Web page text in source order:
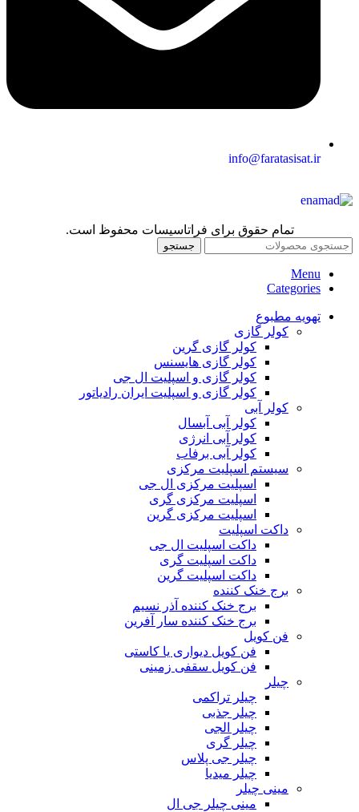
info@faratasisat.ir
تمام حقوق برای فراتاسیسات محفوظ است.
جستجو
Menu
Categories
تهویه مطبوع
کولر گازی
کولر گازی گرین
کولر گازی هایسنس
کولر گازی و اسپلیت ال جی
کولر گازی و اسپلیت ایران رادیاتور
کولر آبی
کولر آبی آبسال
کولر آبی انرژی
کولر آبی برفاب
سیستم اسپلیت مرکزی
اسپلیت مرکزی ال جی
اسپلیت مرکزی گری
اسپلیت مرکزی گرین
داکت اسپلیت
داکت اسپلیت ال جی
داکت اسپلیت گری
داکت اسپلیت گرین
برج خنک کننده
برج خنک کننده آذر نسیم
برج خنک کننده سار آفرین
فن کویل
فن کویل دیواری یا کاستی
فن کویل سقفی زمینی
چیلر
چیلر تراکمی
چیلر جذبی
چیلر الجی
چیلر گری
چیلر جی پلاس
چیلر میدیا
مینی چیلر
مینی چیلر جی ال